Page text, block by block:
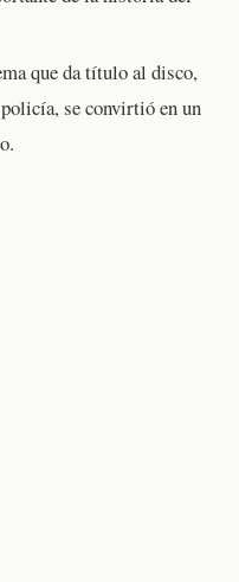
que da título al disco,
se convirtió en un